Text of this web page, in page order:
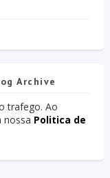
Archive
trafego. Ao
nossa Politica de